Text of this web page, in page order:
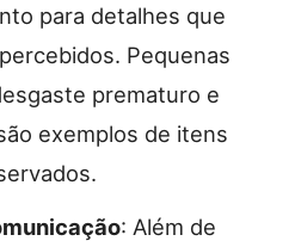
para detalhes que
Pequenas
prematuro e
exemplos de itens
: Além de